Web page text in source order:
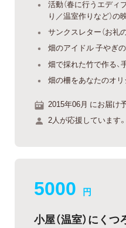
活動（春に行うエデ
り／温室作りなど）の
サンクスレター（お礼
畑のアイドル 子やぎ
畑で採れた竹で作る、
畑の柵をあなたのオ
2015年06月 にお届け
2人が応援しています。
5000 円
小屋（温室）にく